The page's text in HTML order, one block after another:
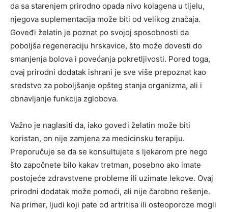
da sa starenjem prirodno opada nivo kolagena u tijelu,
njegova suplementacija može biti od velikog značaja.
Goveđi želatin je poznat po svojoj sposobnosti da
poboljša regeneraciju hrskavice, što može dovesti do
smanjenja bolova i povećanja pokretljivosti. Pored toga,
ovaj prirodni dodatak ishrani je sve više prepoznat kao
sredstvo za poboljšanje opšteg stanja organizma, ali i
obnavljanje funkcija zglobova.
Važno je naglasiti da, iako goveđi želatin može biti
koristan, on nije zamjena za medicinsku terapiju.
Preporučuje se da se konsultujete s ljekarom pre nego
što započnete bilo kakav tretman, posebno ako imate
postojeće zdravstvene probleme ili uzimate lekove. Ovaj
prirodni dodatak može pomoći, ali nije čarobno rešenje.
Na primer, ljudi koji pate od artritisa ili osteoporoze mogli